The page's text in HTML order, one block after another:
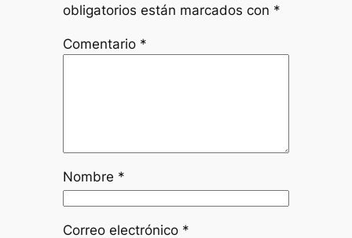
obligatorios están marcados con *
Comentario *
Nombre *
Correo electrónico *